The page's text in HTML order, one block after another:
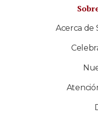
Acerca de